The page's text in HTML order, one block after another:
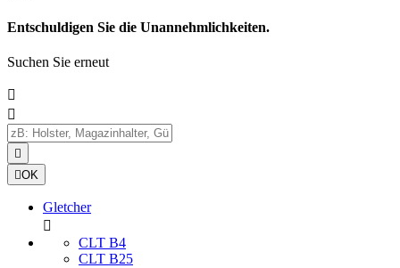
Entschuldigen Sie die Unannehmlichkeiten.
Suchen Sie erneut



OK
Gletcher

CLT B4
CLT B25